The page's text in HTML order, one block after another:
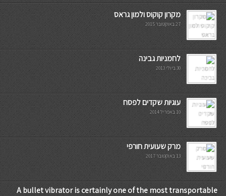
מקרון קוקוס ולמון גראס
27 באוקטובר 2015
לחמניות גבינה
30 ביולי 2013
עוגיות שקדים לפסח
10 באפריל 2014
מרק שעועית חורפי
13 באוקטובר 2017
A bullet vibrator is certainly one of the most transportable